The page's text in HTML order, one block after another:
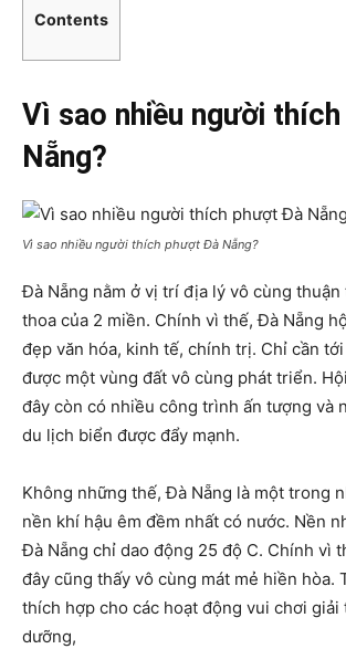
Contents
Vì sao nhiều người
Nẵng?
Vì sao nhiều người thích phượt Đà Nẵng?
Đà Nẵng nằm ở vị trí địa lý vô cùng thuận
thoa của 2 miền. Chính vì thế, Đà Nẵng
đẹp văn hóa, kinh tế, chính trị. Chỉ cần
được một vùng đất vô cùng phát triển.
đây còn có nhiều công trình ấn tượng và
du lịch biển được đẩy mạnh.
Không những thế, Đà Nẵng là một trong
nền khí hậu êm đềm nhất có nước. Nền
Đà Nẵng chỉ dao động 25 độ C. Chính vì
đây cũng thấy vô cùng mát mẻ hiền hòa.
thích hợp cho các hoạt động vui chơi giải
dưỡng,